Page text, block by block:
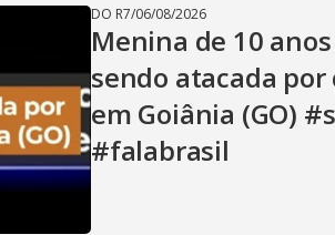
DO R7/06/08/2026
Menina de 10
sendo atacada
em Goiânia (GO)
#falabrasil